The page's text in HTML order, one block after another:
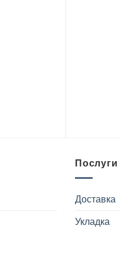
Послуги
Доставка
Укладка